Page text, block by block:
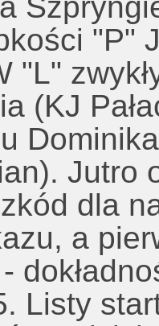
"P"
"L"
(KJ
Jutro
dla
a
Listy